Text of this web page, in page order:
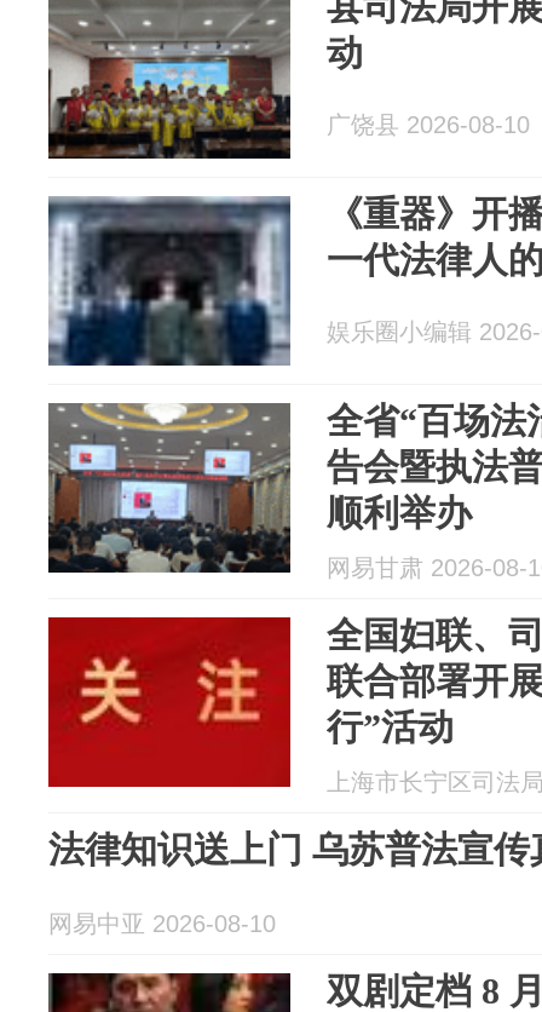
动
广饶县 2026-08-10
《重器》开
一代法律人
娱乐圈小编辑
全省“百场法
告会暨执法
顺利举办
网易甘肃 2026-08-
全国妇联、
联合部署开
行”活动
上海市长宁区司法
法律知识送上门 乌苏普法宣传
网易中亚 2026-08-10
双剧定档 8